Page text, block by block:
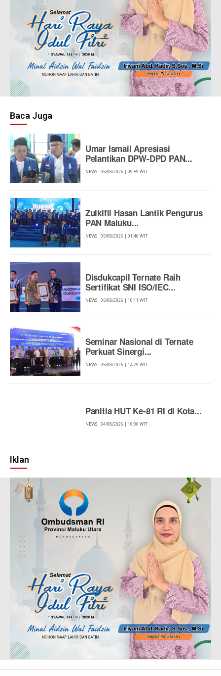
Baca Juga
Umar Ismail Apresiasi
Pelantikan DPW-DPD PAN...
NEWS 05/08/2026 | 09:59 WIT
Zulkifli Hasan Lantik Pengurus
PAN Maluku...
NEWS 05/08/2026 | 01:46 WIT
Disdukcapil Ternate Raih
Sertifikat SNI ISO/IEC...
NEWS 05/08/2026 | 10:11 WIT
Seminar Nasional di Ternate
Perkuat Sinergi...
NEWS 05/08/2026 | 14:29 WIT
Panitia HUT Ke-81 RI di Kota...
NEWS 04/08/2026 | 16:06 WIT
Iklan